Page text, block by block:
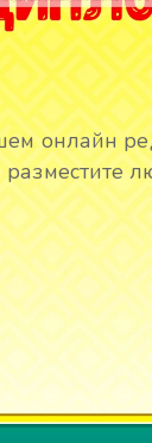
онлайн